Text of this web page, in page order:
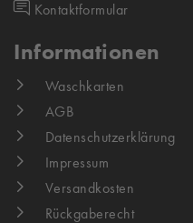
Kontaktformular
Informationen
Waschkarten
AGB
Datenschutzerklärung
Impressum
Versandkosten
Rückgaberecht